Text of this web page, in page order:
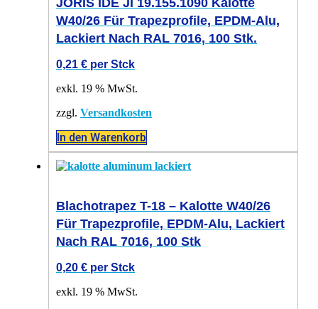
JORIS IDE JI 19.155.1090 Kalotte
W40/26 Für Trapezprofile, EPDM-Alu,
Lackiert Nach RAL 7016, 100 Stk.
0,21 € per Stck
exkl. 19 % MwSt.
zzgl. Versandkosten
In den Warenkorb
Blachotrapez T-18 – Kalotte W40/26
Für Trapezprofile, EPDM-Alu, Lackiert
Nach RAL 7016, 100 Stk
0,20 € per Stck
exkl. 19 % MwSt.